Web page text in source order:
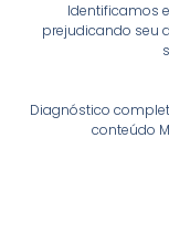
Identificamos
prejudicando seu
Diagnóstico
conteúdo